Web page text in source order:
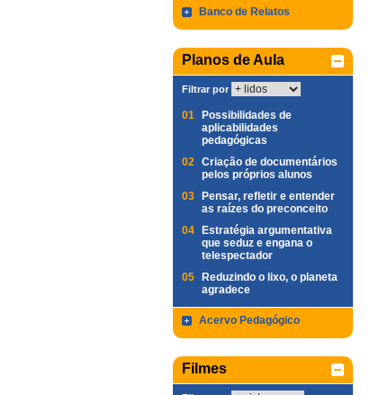
Banco de Relatos
Planos de Aula
Filtrar por
01
Possibilidades de
aplicabilidades
pedagógicas
02 Criação de documentários
pelos próprios alunos
03
Pensar, refletir e entender
as raízes do preconceito
04
Estratégia argumentativa
que seduz e engana o
telespectador
05
Reduzindo o lixo, o planeta
agradece
Acervo Pedagógico
Filmes